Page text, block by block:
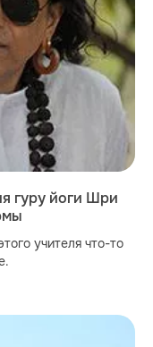
гуру йоги Шри
учителя что-то